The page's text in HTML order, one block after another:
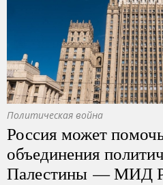
Политическая война
Россия может
объединения
Палестины — МИД